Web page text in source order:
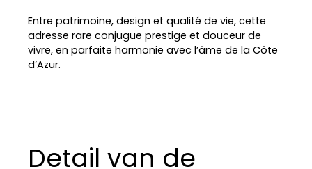
Entre patrimoine, design et qualité de vie, cette
adresse rare conjugue prestige et douceur de
vivre, en parfaite harmonie avec l’âme de la Côte
d’Azur.
Detail van de